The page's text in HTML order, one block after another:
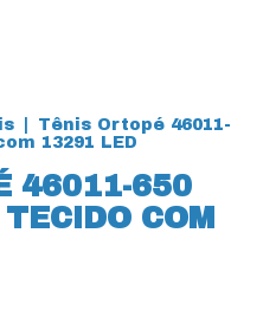
Tênis Ortopé 46011-
13291 LED
46011-650
COM